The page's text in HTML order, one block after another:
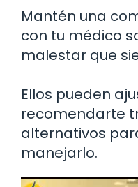
Mantén una
con tu médico
malestar que
Ellos pueden
recomendarte
alternativos
manejarlo.